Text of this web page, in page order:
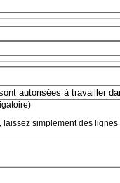
laissez simplement des lignes